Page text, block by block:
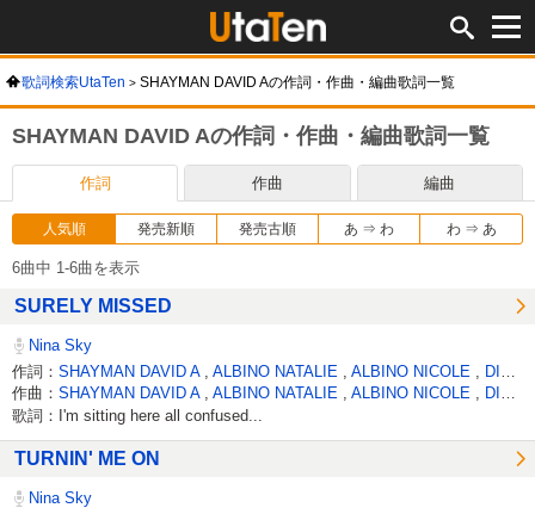
歌詞検索UtaTen SHAYMAN DAVID Aの作詞・作曲・編曲歌詞一覧
SHAYMAN DAVID Aの作詞・作曲・編曲歌詞一覧
作詞 作曲 編曲
人気順 発売新順 発売古順 あ ⇒ わ わ ⇒ あ
6曲中 1-6曲を表示
SURELY MISSED
Nina Sky
作詞： SHAYMAN DAVID A ALBINO NATALIE ALBINO NICOLE
DIAZ LUIS A
作曲： SHAYMAN DAVID A ALBINO NATALIE ALBINO NICOLE DIAZ LUIS A
歌詞：I'm sitting here all confused...
TURNIN' ME ON
Nina Sky